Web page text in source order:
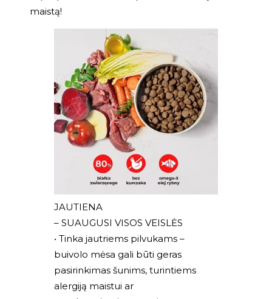
maistą!
JAUTIENA
– SUAUGUSI VISOS VEISLĖS
• Tinka jautriems pilvukams –
buivolo mėsa gali būti geras
pasirinkimas šunims, turintiems
alergiją maistui ar